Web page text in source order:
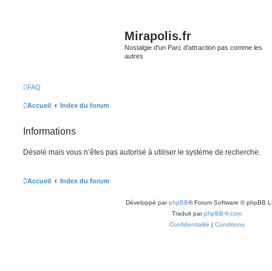
Mirapolis.fr
Nostalgie d'un Parc d'attraction pas comme les
autres
FAQ
Accueil Index du forum
Informations
Désolé mais vous n’êtes pas autorisé à utiliser le système de recherche.
Accueil Index du forum
Développé parphpBB® Forum Software © phpBB
Traduit parphpBB-fr.com
Confidentialité | Conditions